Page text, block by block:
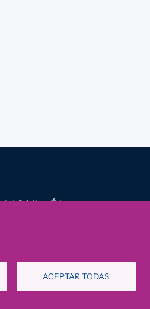
Código Ético u
ACEPTAR TODAS